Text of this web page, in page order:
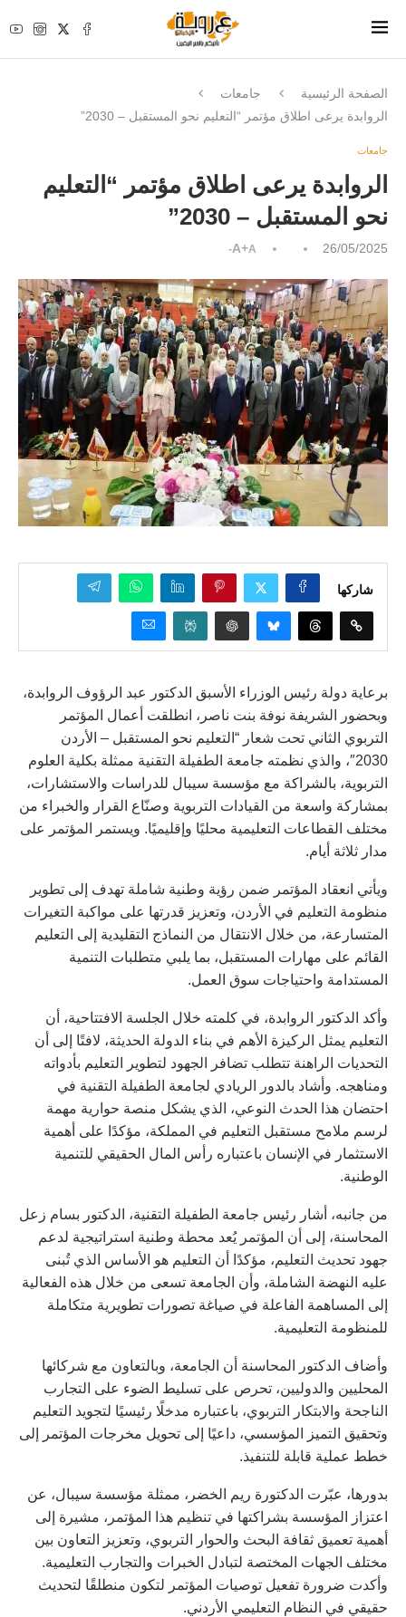
الصفحة الرئيسية
جامعات
الروابدة يرعى اطلاق مؤتمر “التعليم نحو المستقبل – 2030”
جامعات
الروابدة يرعى اطلاق مؤتمر “التعليم
نحو المستقبل – 2030”
26/05/2025
A+A-
شاركها
برعاية دولة رئيس الوزراء الأسبق الدكتور عبد الرؤوف الروابدة،
وبحضور الشريفة نوفة بنت ناصر، انطلقت أعمال المؤتمر
التربوي الثاني تحت شعار “التعليم نحو المستقبل – الأردن
2030″، والذي نظمته جامعة الطفيلة التقنية ممثلة بكلية العلوم
التربوية، بالشراكة مع مؤسسة سيبال للدراسات والاستشارات،
بمشاركة واسعة من القيادات التربوية وصنّاع القرار والخبراء من
مختلف القطاعات التعليمية محليًا وإقليميًا. ويستمر المؤتمر على
مدار ثلاثة أيام.
ويأتي انعقاد المؤتمر ضمن رؤية وطنية شاملة تهدف إلى تطوير
منظومة التعليم في الأردن، وتعزيز قدرتها على مواكبة التغيرات
المتسارعة، من خلال الانتقال من النماذج التقليدية إلى التعليم
القائم على مهارات المستقبل، بما يلبي متطلبات التنمية
المستدامة واحتياجات سوق العمل.
وأكد الدكتور الروابدة، في كلمته خلال الجلسة الافتتاحية، أن
التعليم يمثل الركيزة الأهم في بناء الدولة الحديثة، لافتًا إلى أن
التحديات الراهنة تتطلب تضافر الجهود لتطوير التعليم بأدواته
ومناهجه. وأشاد بالدور الريادي لجامعة الطفيلة التقنية في
احتضان هذا الحدث النوعي، الذي يشكل منصة حوارية مهمة
لرسم ملامح مستقبل التعليم في المملكة، مؤكدًا على أهمية
الاستثمار في الإنسان باعتباره رأس المال الحقيقي للتنمية
الوطنية.
من جانبه، أشار رئيس جامعة الطفيلة التقنية، الدكتور بسام زعل
المحاسنة، إلى أن المؤتمر يُعد محطة وطنية استراتيجية لدعم
جهود تحديث التعليم، مؤكدًا أن التعليم هو الأساس الذي تُبنى
عليه النهضة الشاملة، وأن الجامعة تسعى من خلال هذه الفعالية
إلى المساهمة الفاعلة في صياغة تصورات تطويرية متكاملة
للمنظومة التعليمية.
وأضاف الدكتور المحاسنة أن الجامعة، وبالتعاون مع شركائها
المحليين والدوليين، تحرص على تسليط الضوء على التجارب
الناجحة والابتكار التربوي، باعتباره مدخلًا رئيسيًا لتجويد التعليم
وتحقيق التميز المؤسسي، داعيًا إلى تحويل مخرجات المؤتمر إلى
خطط عملية قابلة للتنفيذ.
بدورها، عبّرت الدكتورة ريم الخضر، ممثلة مؤسسة سيبال، عن
اعتزاز المؤسسة بشراكتها في تنظيم هذا المؤتمر، مشيرة إلى
أهمية تعميق ثقافة البحث والحوار التربوي، وتعزيز التعاون بين
مختلف الجهات المختصة لتبادل الخبرات والتجارب التعليمية.
وأكدت ضرورة تفعيل توصيات المؤتمر لتكون منطلقًا لتحديث
حقيقي في النظام التعليمي الأردني.